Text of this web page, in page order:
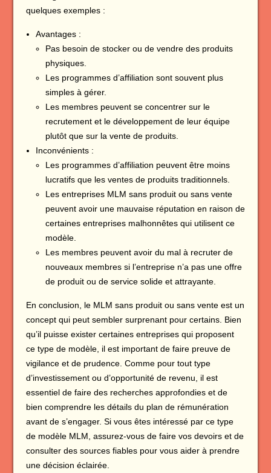
quelques exemples :
Avantages :
Pas besoin de stocker ou de vendre des produits
physiques.
Les programmes d’affiliation sont souvent plus
simples à gérer.
Les membres peuvent se concentrer sur le
recrutement et le développement de leur équipe
plutôt que sur la vente de produits.
Inconvénients :
Les programmes d’affiliation peuvent être moins
lucratifs que les ventes de produits traditionnels.
Les entreprises MLM sans produit ou sans vente
peuvent avoir une mauvaise réputation en raison de
certaines entreprises malhonnêtes qui utilisent ce
modèle.
Les membres peuvent avoir du mal à recruter de
nouveaux membres si l’entreprise n’a pas une offre
de produit ou de service solide et attrayante.
En conclusion, le MLM sans produit ou sans vente est un
concept qui peut sembler surprenant pour certains. Bien
qu’il puisse exister certaines entreprises qui proposent
ce type de modèle, il est important de faire preuve de
vigilance et de prudence. Comme pour tout type
d’investissement ou d’opportunité de revenu, il est
essentiel de faire des recherches approfondies et de
bien comprendre les détails du plan de rémunération
avant de s’engager. Si vous êtes intéressé par ce type
de modèle MLM, assurez-vous de faire vos devoirs et de
consulter des sources fiables pour vous aider à prendre
une décision éclairée.